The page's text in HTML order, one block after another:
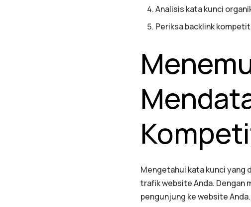
Analisis kata kunci
Periksa backlink
Mengetahui kata kunci yang
trafik website Anda. Dengan
pengunjung ke website